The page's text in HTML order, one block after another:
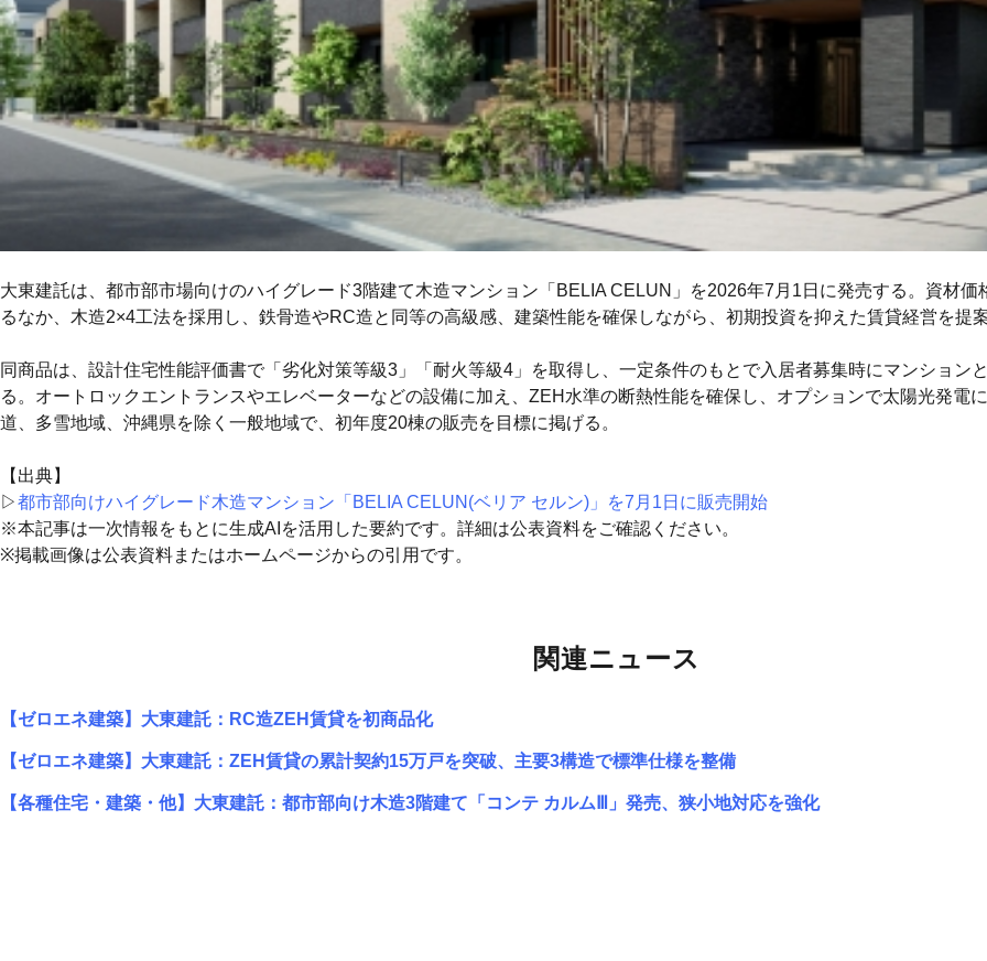
大東建託は、都市部市場向けのハイグレード3階建て木造マンション「BELIA CELUN」を2026年7月1日に発売する。資材価
るなか、木造2×4工法を採用し、鉄骨造やRC造と同等の高級感、建築性能を確保しながら、初期投資を抑えた賃貸経営を提
同商品は、設計住宅性能評価書で「劣化対策等級3」「耐火等級4」を取得し、一定条件のもとで入居者募集時にマンション
る。オートロックエントランスやエレベーターなどの設備に加え、ZEH水準の断熱性能を確保し、オプションで太陽光発電
道、多雪地域、沖縄県を除く一般地域で、初年度20棟の販売を目標に掲げる。
【出典】
▷都市部向けハイグレード木造マンション「BELIA CELUN(ベリア セルン)」を7月1日に販売開始
※本記事は一次情報をもとに生成AIを活用した要約です。詳細は公表資料をご確認ください。
※掲載画像は公表資料またはホームページからの引用です。
関連ニュース
【ゼロエネ建築】大東建託：RC造ZEH賃貸を初商品化
【ゼロエネ建築】大東建託：ZEH賃貸の累計契約15万戸を突破、主要3構造で標準仕様を整備
【各種住宅・建築・他】大東建託：都市部向け木造3階建て「コンテ カルムⅢ」発売、狭小地対応を強化